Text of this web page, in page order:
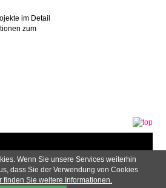
im Detail
zum
Datenschutzerklärung
Wenn Sie unsere Services weiterhin
dass Sie der Verwendung von Cookies
finden Sie weitere Informationen.